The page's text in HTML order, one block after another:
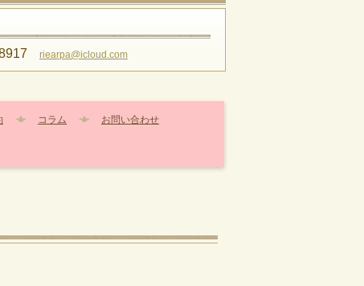
riearpa@icloud.com
コラム お問い合わせ